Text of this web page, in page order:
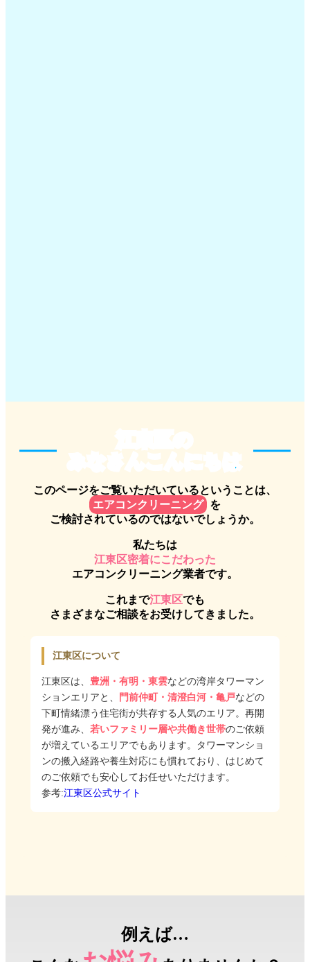
このページをご覧いただいているということは、
エアコンクリーニング を
ご検討されているのではないでしょうか。
私たちは
江東区密着にこだわった
エアコンクリーニング業者です。
これまで江東区でも
さまざまなご相談をお受けしてきました。
江東区について
江東区は、 豊洲・有明・東雲などの湾岸タワーマン
ションエリアと、
門前仲町・清澄白河・亀戸などの
下町情緒漂う住宅街が共存する人気のエリア。再開
発が進み、 若いファミリー層や共働き世帯のご依頼
が増えているエリアでもあります。タワーマンショ
ンの搬入経路や養生対応にも慣れており、はじめて
のご依頼でも安心してお任せいただけます。
参考:江東区公式サイト
例えば…